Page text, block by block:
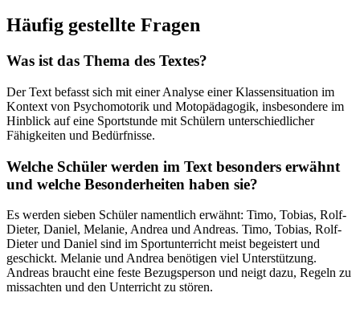
Häufig gestellte Fragen
Was ist das Thema des Textes?
Der Text befasst sich mit einer Analyse einer Klassensituation im
Kontext von Psychomotorik und Motopädagogik, insbesondere im
Hinblick auf eine Sportstunde mit Schülern unterschiedlicher
Fähigkeiten und Bedürfnisse.
Welche Schüler werden im Text besonders erwähnt
und welche Besonderheiten haben sie?
Es werden sieben Schüler namentlich erwähnt: Timo, Tobias, Rolf-
Dieter, Daniel, Melanie, Andrea und Andreas. Timo, Tobias, Rolf-
Dieter und Daniel sind im Sportunterricht meist begeistert und
geschickt. Melanie und Andrea benötigen viel Unterstützung.
Andreas braucht eine feste Bezugsperson und neigt dazu, Regeln zu
missachten und den Unterricht zu stören.